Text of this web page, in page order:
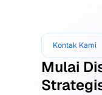
Kontak Kami
Mulai